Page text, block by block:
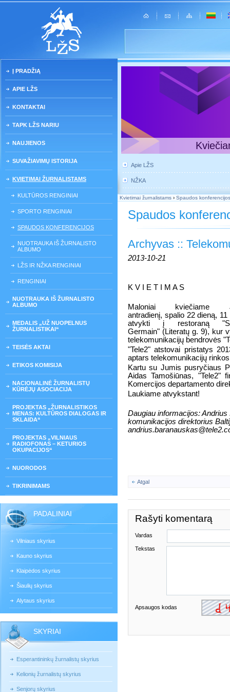
Į PRADŽIĄ
APIE LŽS
KONTAKTAI
TAPK LŽS NARIU
NAUJIENOS
SUVAŽIAVIMŲ ISTORIJA
KVIETIMAI ŽURNALISTAMS
KULTŪROS RENGINIAI
SPORTO RENGINIAI
SPAUDOS KONFERENCIJOS
NUOTRAUKA IŠ ŽURNALISTO
ALBUMO
LŽS IR NŽKA RENGINIAI
RENGINIAI
NUOTRAUKA IŠ ŽURNALISTO
ALBUMO
MEDALIS „UŽ NUOPELNUS
ŽURNALISTIKAI“
TEISĖS AKTAI
ETIKOS KOMISIJA
NACIONALINĖ ŽURNALISTŲ
KŪRĖJŲ ASOCIACIJA
PROJEKTAS „ŽURNALISTIKOS
MENAS: KULTŪROS DIALOGAS IR
SKLAIDA“
PROJEKTAS „VILNIAUS
RADIOFONAS – KETURIOS
OKUPACIJOS“
NUORODOS
TIKRINIMAMS
PADALINIAI
Vilniaus skyrius
Kauno skyrius
Klaipėdos skyrius
Šiaulių skyrius
Alytaus skyrius
SKYRIAI
Esperantininkų žurnalistų skyrius
Kelionių žurnalistų skyrius
Senjorų skyrius
Apie LŽS
NŽKA
Kvietimai žurnalistams › Spaudos konferencijos
Spaudos
Archyvas ::
2013-10-21
K V I E T I M A S
Maloniai kviečiame
antradienį, spalio 22 dieną, 11
atvykti į restoraną
Germain" (Literatų g. 9), kur
telekomunikacijų bendrovės
"Tele2" atstovai pristatys
aptars telekomunikacijų
Kartu su Jumis pusryčiaus
Aidas Tamošiūnas, "Tele2"
Komercijos departamento
Laukiame atvykstant!
Daugiau informacijos:
komunikacijos direktorius
Atgal
Rašyti komentarą
Vardas
Tekstas
Apsaugos kodas